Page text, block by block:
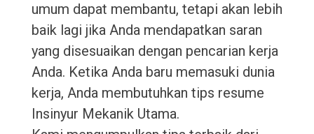
umum dapat membantu, tetapi akan lebih
baik lagi jika Anda mendapatkan saran
yang disesuaikan dengan pencarian kerja
Anda. Ketika Anda baru memasuki dunia
kerja, Anda membutuhkan tips resume
Insinyur Mekanik Utama.